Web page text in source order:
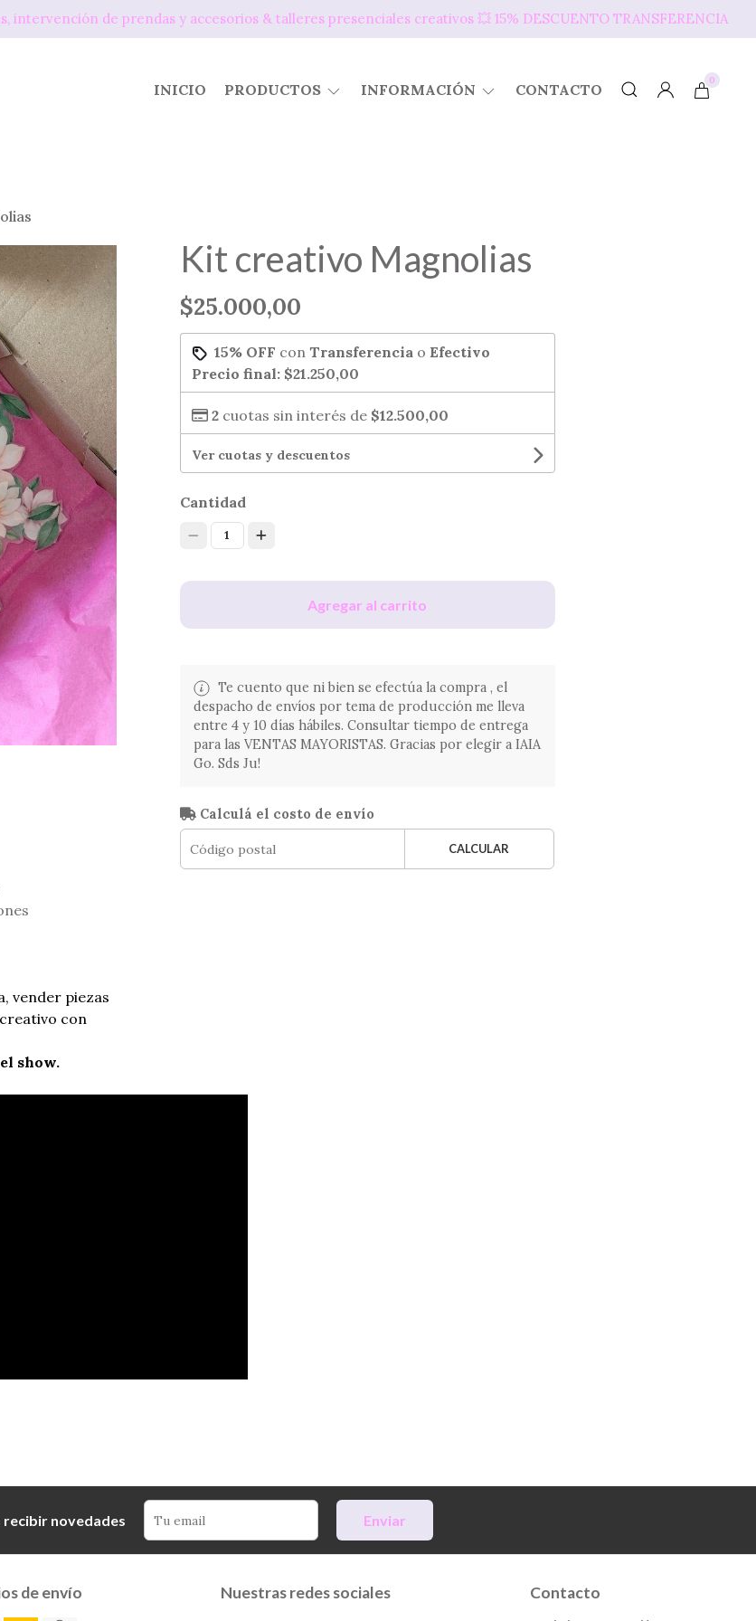
de prendas y accesorios & talleres presenciales creativos 💥​ 15% DESCUENTO TRANSFERENCIA
INICIO PRODUCTOS INFORMACIÓN CONTACTO
0
vender piezas
con
show.
Kit creativo Magnolias
$25.000,00
15% OFF con Transferenciao Efectivo
Precio final: $21.250,00
2cuotas sin interés de $12.500,00
Ver cuotas y descuentos
Cantidad
1
Agregar al carrito
Te cuento que ni bien se efectúa la compra , el
despacho de envíos por tema de producción me lleva
entre 4 y 10 días hábiles. Consultar tiempo de entrega
para las VENTAS MAYORISTAS. Gracias por elegir a IAIA
Go. Sds Ju!
Calculá el costo de envío
CALCULAR
recibir novedades Enviar
de envío Nuestras redes sociales Contacto